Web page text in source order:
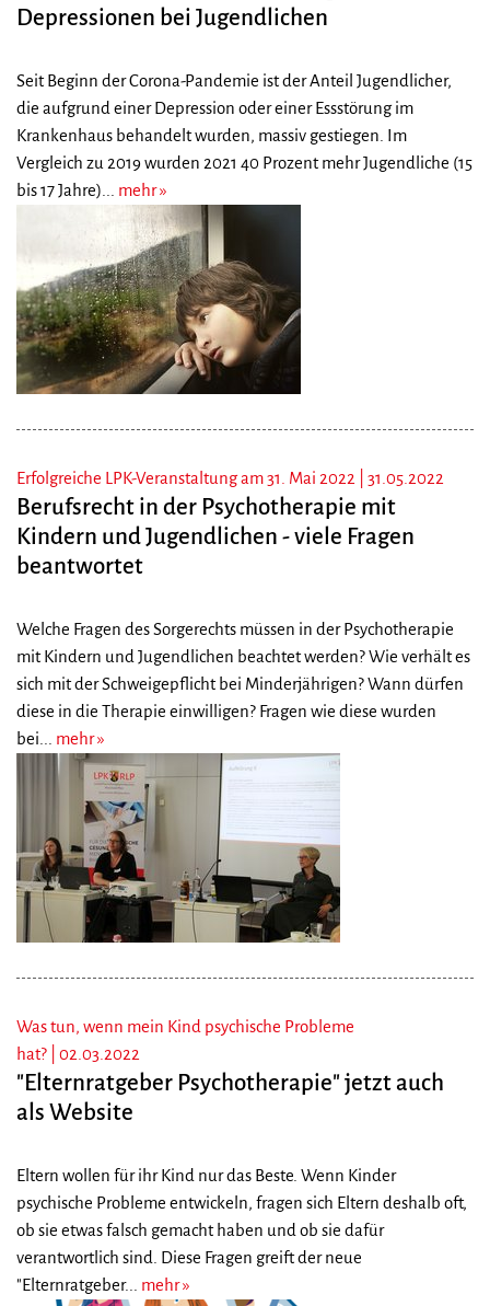
Depressionen bei Jugendlichen
Seit Beginn der Corona-Pandemie ist der Anteil Jugendlicher,
die aufgrund einer Depression oder einer Essstörung im
Krankenhaus behandelt wurden, massiv gestiegen. Im
Vergleich zu 2019 wurden 2021 40 Prozent mehr Jugendliche (15
bis 17 Jahre)... mehr
Erfolgreiche LPK-Veranstaltung am 31. Mai 2022 | 31.05.2022
Berufsrecht in der Psychotherapie mit
Kindern und Jugendlichen - viele Fragen
beantwortet
Welche Fragen des Sorgerechts müssen in der Psychotherapie
mit Kindern und Jugendlichen beachtet werden? Wie verhält es
sich mit der Schweigepflicht bei Minderjährigen? Wann dürfen
diese in die Therapie einwilligen? Fragen wie diese wurden
bei... mehr
Was tun, wenn mein Kind psychische Probleme
hat? | 02.03.2022
"Elternratgeber Psychotherapie" jetzt auch
als Website
Eltern wollen für ihr Kind nur das Beste. Wenn Kinder
psychische Probleme entwickeln, fragen sich Eltern deshalb oft,
ob sie etwas falsch gemacht haben und ob sie dafür
verantwortlich sind. Diese Fragen greift der neue
"Elternratgeber... mehr